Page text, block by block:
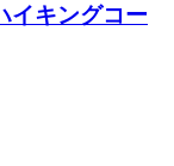
イキングコー